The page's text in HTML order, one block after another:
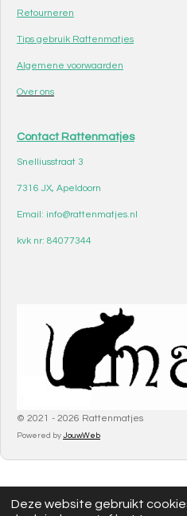
Deze website gebruikt
Retourneren
Tips gebruik Rattenmatjes
Algemene voorwaarden
Over ons
Contact Rattenmatjes
Snelliusstraat 3
7316 JX, Apeldoorn
Email: info@rattenmatjes.nl
kvk nr: 84077344
© 2021 - 2026 Rattenmatjes
Powered by JouwWeb